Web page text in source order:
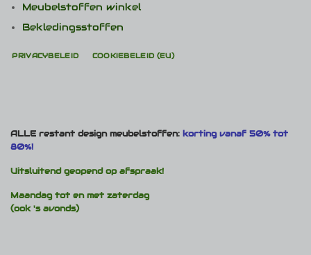
Meubelstoffen winkel
Bekledingsstoffen
PRIVACYBELEID COOKIEBELEID (EU)
ALLE restant design meubelstoffen: korting vanaf 50% tot
80%!
Uitsluitend geopend op afspraak!
Maandag tot en met zaterdag
(ook 's avonds)